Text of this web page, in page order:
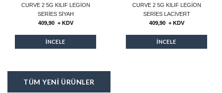
CURVE 2 5G KILIF LEGION
SERIES SIYAH
409,90 + KDV
İNCELE
CURVE 2 5G KILIF LEGION
SERIES LACIVERT
409,90 + KDV
İNCELE
TÜM YENİ ÜRÜNLER